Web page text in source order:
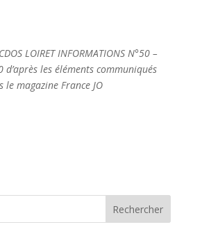
LOIRET INFORMATIONS N°50 –
d’après les éléments communiqués
le magazine France JO
Rechercher